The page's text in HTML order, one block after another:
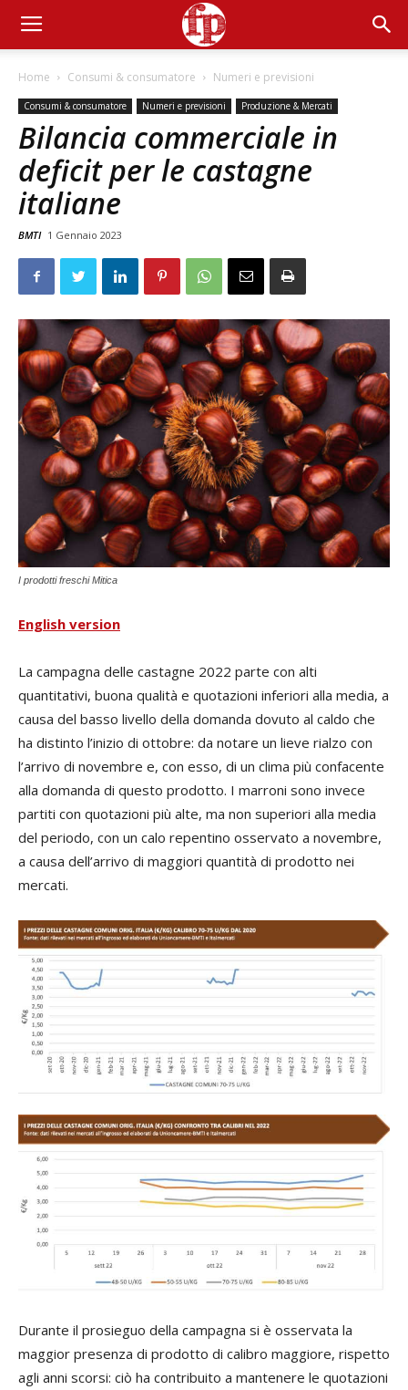
Home Consumi & consumatore Numeri e previsioni
Consumi & consumatore Numeri e previsioni Produzione & Mercati
Bilancia commerciale in
deficit per le castagne
italiane
BMTI 1 Gennaio 2023
I prodotti freschi Mitica
English version
La campagna delle castagne 2022 parte con alti
quantitativi, buona qualità e quotazioni inferiori alla media, a
causa del basso livello della domanda dovuto al caldo che
ha distinto l’inizio di ottobre: da notare un lieve rialzo con
l’arrivo di novembre e, con esso, di un clima più confacente
alla domanda di questo prodotto. I marroni sono invece
partiti con quotazioni più alte, ma non superiori alla media
del periodo, con un calo repentino osservato a novembre,
a causa dell’arrivo di maggiori quantità di prodotto nei
mercati.
Durante il prosieguo della campagna si è osservata la
maggior presenza di prodotto di calibro maggiore, rispetto
agli anni scorsi: ciò ha contribuito a mantenere le quotazioni